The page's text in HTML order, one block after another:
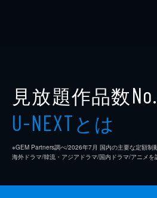
見放題作品数
U-NEXTとは
※GEM Partners調べ/2026年7⽉ 国内の主要な定額制
海外ドラマ/韓流・アジアドラマ/国内ドラマ/アニメを